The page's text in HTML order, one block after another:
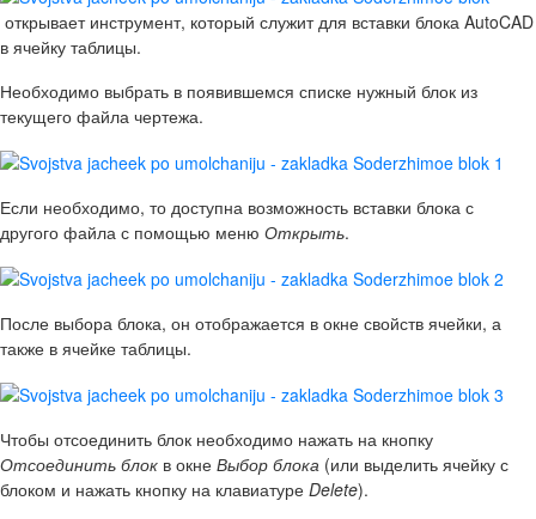
открывает инструмент, который служит для вставки блока AutoCAD
в ячейку таблицы.
Необходимо выбрать в появившемся списке нужный блок из
текущего файла чертежа.
Если необходимо, то доступна возможность вставки блока с
другого файла с помощью меню Открыть.
После выбора блока, он отображается в окне свойств ячейки, а
также в ячейке таблицы.
Чтобы отсоединить блок необходимо нажать на кнопку
Отсоединить блок в окне Выбор блока (или выделить ячейку с
блоком и нажать кнопку на клавиатуре Delete).